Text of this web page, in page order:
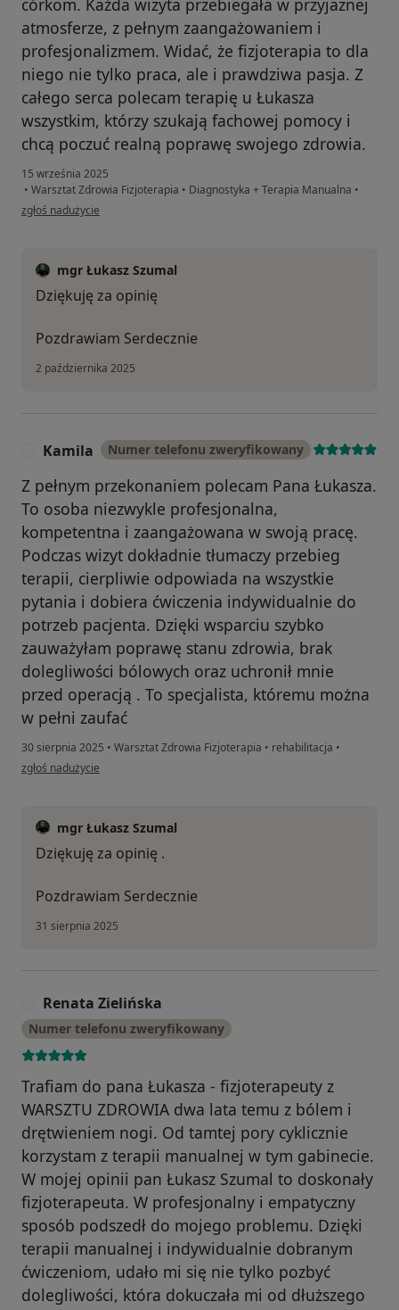
córkom. Każda wizyta przebiegała w przyjaznej
atmosferze, z pełnym zaangażowaniem i
profesjonalizmem. Widać, że fizjoterapia to dla
niego nie tylko praca, ale i prawdziwa pasja. Z
całego serca polecam terapię u Łukasza
wszystkim, którzy szukają fachowej pomocy i
chcą poczuć realną poprawę swojego zdrowia.
15 września 2025
• Warsztat Zdrowia Fizjoterapia • Diagnostyka + Terapia Manualna •
w opinii użytkownika Kasia C
zgłoś nadużycie
mgr Łukasz Szumal
Dziękuję za opinię
Pozdrawiam Serdecznie
2 października 2025
Kamila Numer telefonu zweryfikowany
Z pełnym przekonaniem polecam Pana Łukasza.
To osoba niezwykle profesjonalna,
kompetentna i zaangażowana w swoją pracę.
Podczas wizyt dokładnie tłumaczy przebieg
terapii, cierpliwie odpowiada na wszystkie
pytania i dobiera ćwiczenia indywidualnie do
potrzeb pacjenta. Dzięki wsparciu szybko
zauważyłam poprawę stanu zdrowia, brak
dolegliwości bólowych oraz uchronił mnie
przed operacją . To specjalista, któremu można
w pełni zaufać
30 sierpnia 2025 • Warsztat Zdrowia Fizjoterapia • rehabilitacja •
w opinii użytkownika Kamila
zgłoś nadużycie
mgr Łukasz Szumal
Dziękuję za opinię .
Pozdrawiam Serdecznie
31 sierpnia 2025
Renata Zielińska
Numer telefonu zweryfikowany
Trafiam do pana Łukasza - fizjoterapeuty z
WARSZTU ZDROWIA dwa lata temu z bólem i
drętwieniem nogi. Od tamtej pory cyklicznie
korzystam z terapii manualnej w tym gabinecie.
W mojej opinii pan Łukasz Szumal to doskonały
fizjoterapeuta. W profesjonalny i empatyczny
sposób podszedł do mojego problemu. Dzięki
terapii manualnej i indywidualnie dobranym
ćwiczeniom, udało mi się nie tylko pozbyć
dolegliwości, która dokuczała mi od dłuższego